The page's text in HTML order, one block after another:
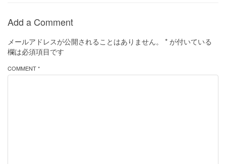
Add a Comment
メールアドレスが公開されることはありません。 * が付いている
欄は必須項目です
COMMENT *